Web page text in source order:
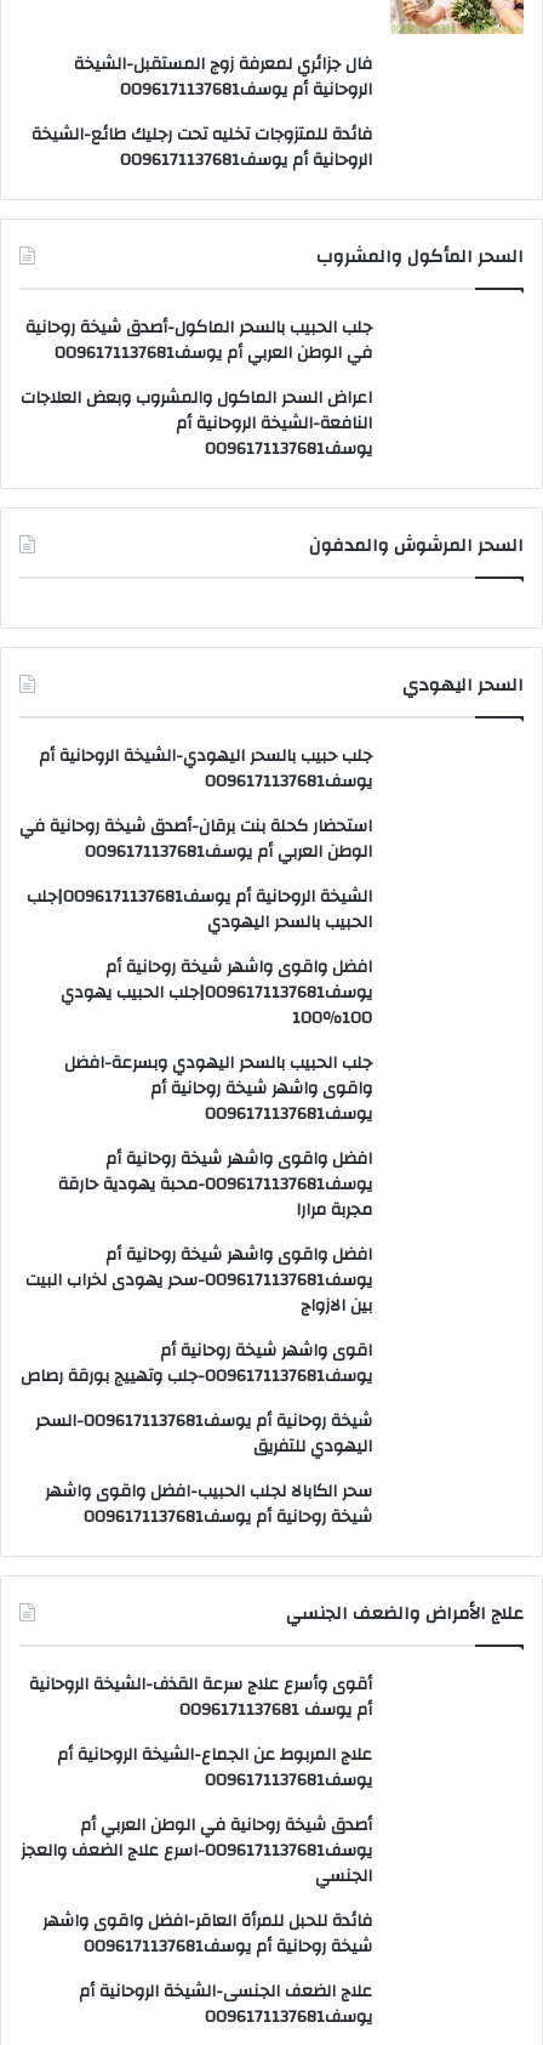
فال جزائري لمعرفة زوج المستقبل-الشيخة
الروحانية أم يوسف0096171137681
فائدة للمتزوجات تخليه تحت رجليك طائع-الشيخة
الروحانية أم يوسف0096171137681
السحر المأكول والمشروب
جلب الحبيب بالسحر الماكول-أصدق شيخة روحانية
في الوطن العربي أم يوسف0096171137681
اعراض السحر الماكول والمشروب وبعض العلاجات
النافعة-الشيخة الروحانية أم
يوسف0096171137681
السحر المرشوش والمدفون
السحر اليهودي
جلب حبيب بالسحر اليهودي-الشيخة الروحانية أم
يوسف0096171137681
استحضار كحلة بنت برقان-أصدق شيخة روحانية في
الوطن العربي أم يوسف0096171137681
الشيخة الروحانية أم يوسف0096171137681|جلب
الحبيب بالسحر اليهودي
افضل واقوى واشهر شيخة روحانية أم
يوسف0096171137681|جلب الحبيب يهودي
100٪100
جلب الحبيب بالسحر اليهودي وبسرعة-افضل
واقوى واشهر شيخة روحانية أم
يوسف0096171137681
افضل واقوى واشهر شيخة روحانية أم
يوسف0096171137681-محبة يهودية حارقة
مجربة مرارا
افضل واقوى واشهر شيخة روحانية أم
يوسف0096171137681-سحر يهودى لخراب البيت
بين الازواج
اقوى واشهر شيخة روحانية أم
يوسف0096171137681-جلب وتهييج بورقة رصاص
شيخة روحانية أم يوسف0096171137681-السحر
اليهودي للتفريق
سحر الكابالا لجلب الحبيب-افضل واقوى واشهر
شيخة روحانية أم يوسف0096171137681
علاج الأمراض والضعف الجنسي
أقوى وأسرع علاج سرعة القذف-الشيخة الروحانية
أم يوسف 0096171137681
علاج المربوط عن الجماع-الشيخة الروحانية أم
يوسف0096171137681
أصدق شيخة روحانية في الوطن العربي أم
يوسف0096171137681-اسرع علاج الضعف والعجز
الجنسي
فائدة للحبل للمرأة العاقر-افضل واقوى واشهر
شيخة روحانية أم يوسف0096171137681
علاج الضعف الجنسى-الشيخة الروحانية أم
يوسف0096171137681